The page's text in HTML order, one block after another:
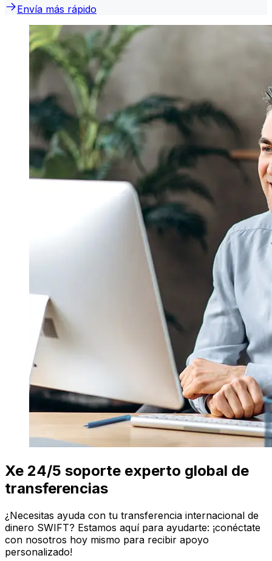
Envía más rápido
Xe 24/5 soporte experto global de
transferencias
¿Necesitas ayuda con tu transferencia internacional de
dinero SWIFT? Estamos aquí para ayudarte: ¡conéctate
con nosotros hoy mismo para recibir apoyo
personalizado!